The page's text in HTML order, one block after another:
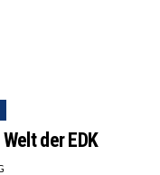
der EDK